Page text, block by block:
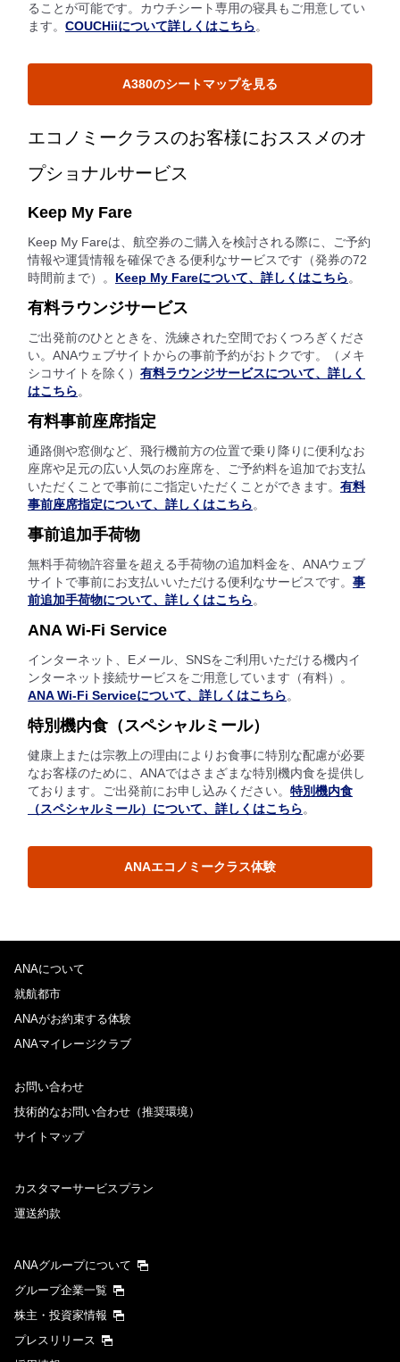
ることが可能です。カウチシート専用の寝具もご用意してい
ます。 COUCHiiについて詳しくはこちら。
A380のシートマップを見る
エコノミークラスのお客様におススメのオ
プショナルサービス
Keep My Fare
Keep My Fareは、航空券のご購入を検討される際に、ご予約
情報や運賃情報を確保できる便利なサービスです（発券の72
時間前まで）。 Keep My Fareについて、詳しくはこちら。
有料ラウンジサービス
ご出発前のひとときを、洗練された空間でおくつろぎくださ
い。ANAウェブサイトからの事前予約がおトクです。（メキ
シコサイトを除く） 有料ラウンジサービスについて、詳しく
はこちら。
有料事前座席指定
通路側や窓側など、飛行機前方の位置で乗り降りに便利なお
座席や足元の広い人気のお座席を、ご予約料を追加でお支払
いただくことで事前にご指定いただくことができます。 有料
事前座席指定について、詳しくはこちら。
事前追加手荷物
無料手荷物許容量を超える手荷物の追加料金を、ANAウェブ
サイトで事前にお支払いいただける便利なサービスです。 事
前追加手荷物について、詳しくはこちら。
ANA Wi-Fi Service
インターネット、Eメール、SNSをご利用いただける機内イ
ンターネット接続サービスをご用意しています（有料）。
ANA Wi-Fi Serviceについて、詳しくはこちら。
特別機内食（スペシャルミール）
健康上または宗教上の理由によりお食事に特別な配慮が必要
なお客様のために、ANAではさまざまな特別機内食を提供し
ております。ご出発前にお申し込みください。 特別機内食
（スペシャルミール）について、詳しくはこちら。
ANAエコノミークラス体験
ANAについて
就航都市
ANAがお約束する体験
ANAマイレージクラブ
お問い合わせ
技術的なお問い合わせ（推奨環境）
サイトマップ
カスタマーサービスプラン
運送約款
ANAグループについて
グループ企業一覧
株主・投資家情報
プレスリリース